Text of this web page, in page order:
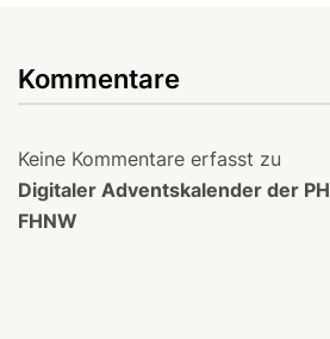
Kommentare
Keine Kommentare erfasst zu
Digitaler Adventskalender der PH
FHNW